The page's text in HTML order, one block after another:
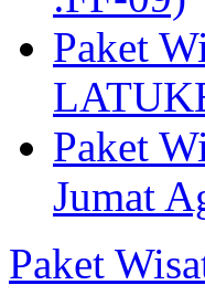
Paket
Paket
Jumat
Paket